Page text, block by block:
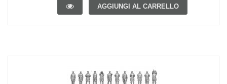
AGGIUNGI AL CARRELLO